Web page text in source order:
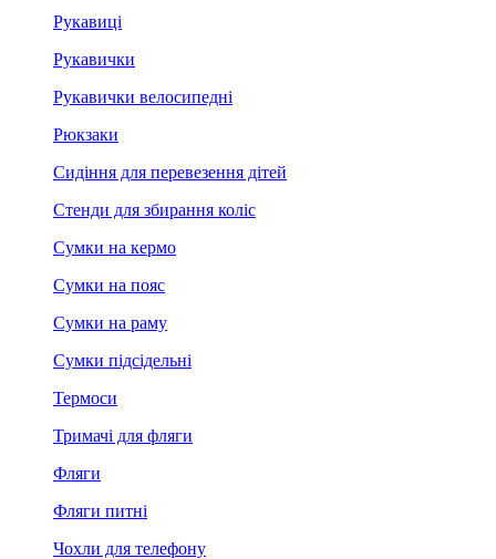
Рукавиці
Рукавички
Рукавички велосипедні
Рюкзаки
Сидіння для перевезення дітей
Стенди для збирання коліс
Сумки на кермо
Сумки на пояс
Сумки на раму
Сумки підсідельні
Термоси
Тримачі для фляги
Фляги
Фляги питні
Чохли для телефону